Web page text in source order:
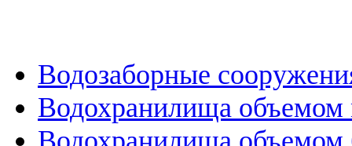
Водозаборные
Водохранилища